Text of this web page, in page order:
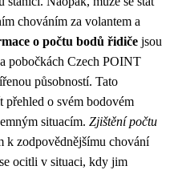
chováním za volantem a
o počtu bodů řidiče jsou
pobočkách Czech POINT
působností. Tato
přehled o svém bodovém
situacím. Zjištění počtu
k zodpovědnějšímu chování
ocitli v situaci, kdy jim